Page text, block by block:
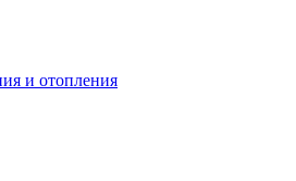
и отопления